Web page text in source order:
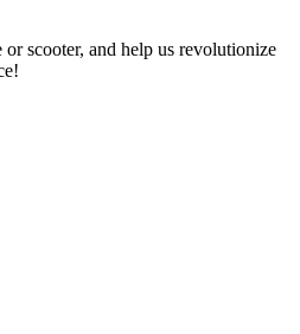
scooter, and help us revolutionize